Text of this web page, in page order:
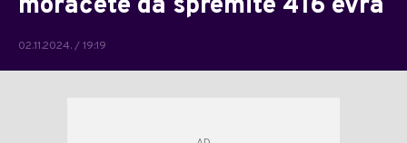
02.11.2024. / 19:19